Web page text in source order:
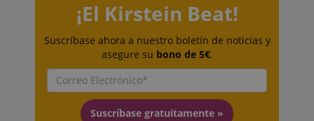
¡El Kirstein Beat!
Suscríbase ahora a nuestro boletín de noticias y
asegure su bono de 5€.
Suscríbase gratuitamente »